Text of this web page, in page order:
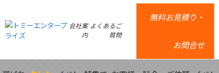
会社案
内
よくあるご
質問
無料お見積り・
お問合せ